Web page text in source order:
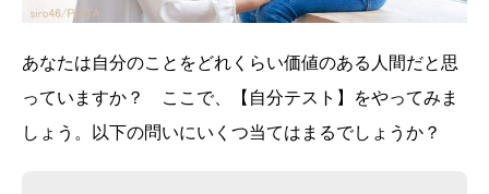
あなたは自分のことをどれくらい価値のある人間だと思
っていますか？ ここで、【自分テスト】をやってみま
しょう。以下の問いにいくつ当てはまるでしょうか？